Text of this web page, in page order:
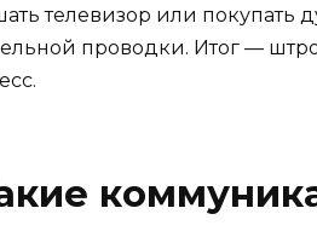
телевизор или покупать
проводки. Итог —